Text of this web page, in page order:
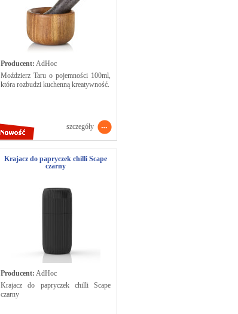
Producent: AdHoc
Moździerz Taru o pojemności 100ml,
która rozbudzi kuchenną kreatywność.
szczegóły
Krajacz do papryczek chilli Scape
czarny
Producent: AdHoc
Krajacz do papryczek chilli Scape
czarny